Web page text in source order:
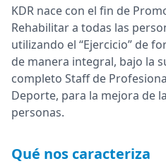
KDR nace con el fin de
Rehabilitar a todas las
utilizando el “Ejercicio” de
de manera integral, bajo la
completo Staff de
Deporte, para la mejora de
personas.
Qué nos caracteriza